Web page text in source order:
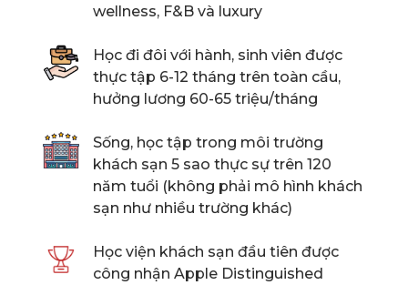
wellness, F&B và luxury
Học đi đôi với hành, sinh viên được
thực tập 6-12 tháng trên toàn cầu,
hưởng lương 60-65 triệu/tháng
Sống, học tập trong môi trường
khách sạn 5 sao thực sự trên 120
năm tuổi (không phải mô hình khách
sạn như nhiều trường khác)
Học viện khách sạn đầu tiên được
công nhận Apple Distinguished